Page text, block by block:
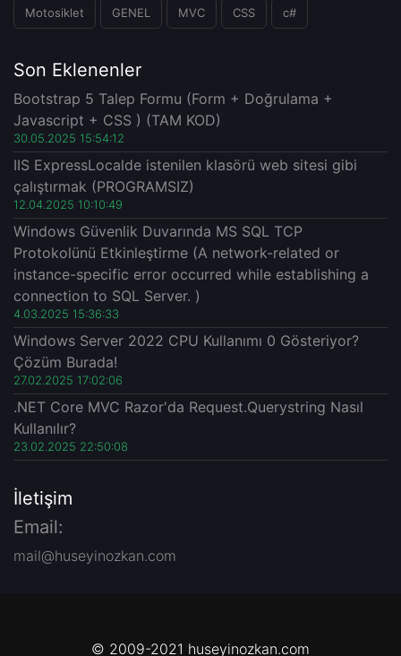
Motosiklet GENEL MVC CSS c#
Son Eklenenler
Bootstrap 5 Talep Formu (Form + Doğrulama +
Javascript + CSS ) (TAM KOD)
30.05.2025 15:54:12
IIS ExpressLocalde istenilen klasörü web sitesi gibi
çalıştırmak (PROGRAMSIZ)
12.04.2025 10:10:49
Windows Güvenlik Duvarında MS SQL TCP
Protokolünü Etkinleştirme (A network-related or
instance-specific error occurred while establishing a
connection to SQL Server. )
4.03.2025 15:36:33
Windows Server 2022 CPU Kullanımı 0 Gösteriyor?
Çözüm Burada!
27.02.2025 17:02:06
.NET Core MVC Razor'da Request.Querystring Nasıl
Kullanılır?
23.02.2025 22:50:08
İletişim
Email:
mail@huseyinozkan.com
© 2009-2021 huseyinozkan.com